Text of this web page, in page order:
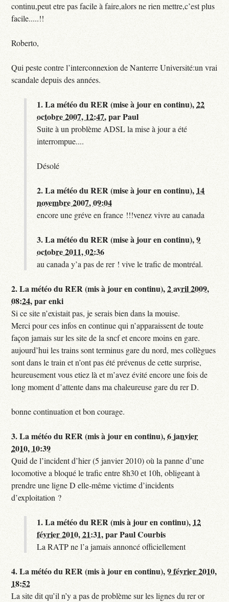
continu,peut etre pas facile à faire,alors ne rien mettre,c’est plus
facile.....!!
Roberto,
Qui peste contre l’interconnexion de Nanterre Université:un vrai
scandale depuis des années.
1.La météo du RER (mise à jour en continu),22
octobre 2007, 12:47,parPaul
Suite à un problème ADSL la mise à jour a été
interrompue....
Désolé
2.La météo du RER (mise à jour en continu), 14
novembre 2007, 09:04
encore une gréve en france !!!venez vivre au canada
3.La météo du RER (mise à jour en continu),9
octobre 2011, 02:36
au canada y’a pas de rer ! vive le trafic de montréal.
2.La météo du RER (mis à jour en continu),2 avril 2009,
08:24,parenki
Si ce site n’existait pas, je serais bien dans la mouise.
Merci pour ces infos en continue qui n’apparaissent de toute
façon jamais sur les site de la sncf et encore moins en gare.
aujourd’hui les trains sont terminus gare du nord, mes collègues
sont dans le train et n’ont pas été prévenus de cette surprise,
heureusement vous etiez là et m’avez évité encore une fois de
long moment d’attente dans ma chaleureuse gare du rer D.
bonne continuation et bon courage.
3.La météo du RER (mis à jour en continu),6 janvier
2010, 10:39
Quid de l’incident d’hier (5 janvier 2010) où la panne d’une
locomotive a bloqué le trafic entre 8h30 et 10h, obligeant à
prendre une ligne D elle-même victime d’incidents
d’exploitation ?
1.La météo du RER (mis à jour en continu), 12
février 2010, 21:31,parPaul Courbis
La RATP ne l’a jamais annoncé officiellement
4.La météo du RER (mis à jour en continu),9 février 2010,
18:52
La site dit qu’il n’y a pas de problème sur les lignes du rer or